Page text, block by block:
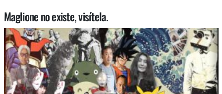
Maglione no existe, visítela.